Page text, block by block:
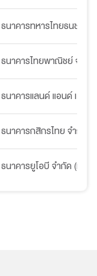
ธนาคารทหารไทยธนชาต
ธนาคารไทยพาณิชย์ จำกั
ธนาคารแลนด์ แอนด์ เฮ้าส์
ธนาคารกสิกรไทย จำกัด (
ธนาคารยูโอบี จำกัด (มหา